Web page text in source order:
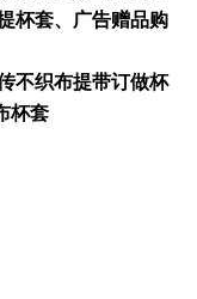
杯套、广告赠品购
不织布提带订做杯
杯套